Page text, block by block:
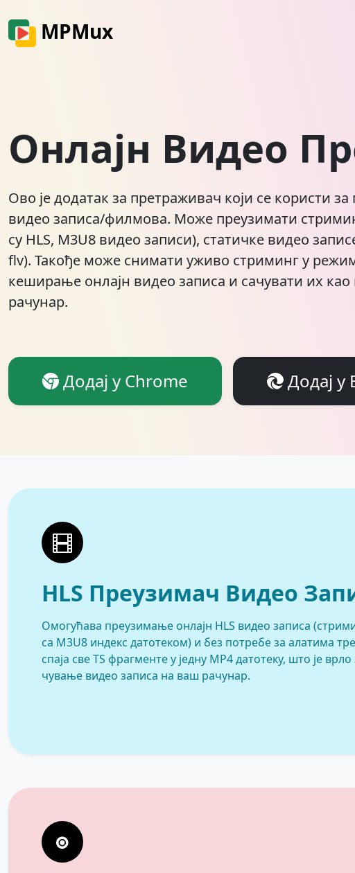
MPMux
Онлајн Видео
Ово је додатак за претраживач који се користи
видео записа/филмова. Може преузимати
су HLS, M3U8 видео записи), статичке видео
flv). Такође може снимати уживо стриминг у
кеширање онлајн видео записа и сачувати их
рачунар.
Додај у Chrome Додај у
HLS Преузимач Видео
Омогућава преузимање онлајн HLS видео записа
са M3U8 индекс датотеком) и без потребе за алатима
спаја све TS фрагменте у једну MP4 датотеку, што је
чување видео записа на ваш рачунар.